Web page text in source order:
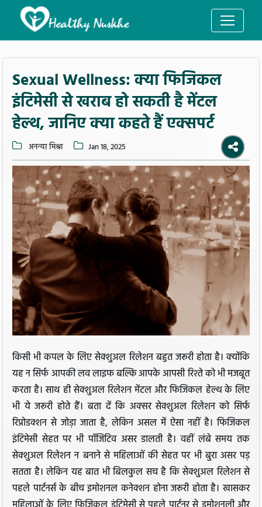
Sexual Wellness: क्या फिजिकल
इंटिमेसी से खराब हो सकती है मेंटल
हेल्थ, जानिए क्या कहते हैं एक्सपर्ट
अनन्या मिश्रा Jan 18, 2025
किसी भी कपल के लिए सेक्शुअल रिलेशन बहुत जरूरी होता है। क्योंकि
यह न सिर्फ आपकी लव लाइफ बल्कि आपके आपसी रिश्ते को भी मजबूत
करता है। साथ ही सेक्शुअल रिलेशन मेंटल और फिजिकल हेल्थ के लिए
भी ये जरूरी होते हैं। बता दें कि अक्सर सेक्शुअल रिलेशन को सिर्फ
रिप्रोडक्शन से जोड़ा जाता है, लेकिन असल में ऐसा नहीं है। फिजिकल
इंटिमेसी सेहत पर भी पॉजिटिव असर डालती है। वहीं लंबे समय तक
सेक्शुअल रिलेशन न बनाने से महिलाओं की सेहत पर भी बुरा असर पड़
सतता है। लेकिन यह बात भी बिलकुल सच है कि सेक्शुअल रिलेशन से
पहले पार्टनर्स के बीच इमोशनल कनेक्शन होना जरूरी होता है। खासकर